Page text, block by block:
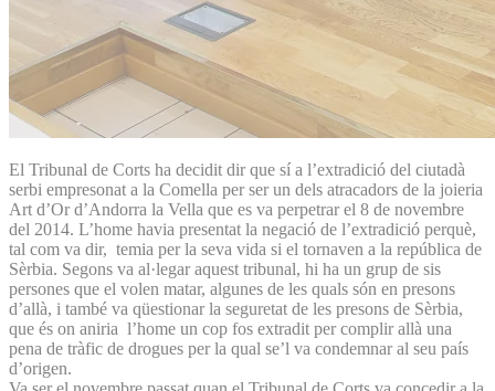
El Tribunal de Corts ha decidit dir que sí a l’extradició del ciutadà
serbi empresonat a la Comella per ser un dels atracadors de la joieria
Art d’Or d’Andorra la Vella que es va perpetrar el 8 de novembre
del 2014. L’home havia presentat la negació de l’extradició perquè,
tal com va dir, temia per la seva vida si el tornaven a la república de
Sèrbia. Segons va al·legar aquest tribunal, hi ha un grup de sis
persones que el volen matar, algunes de les quals són en presons
d’allà, i també va qüestionar la seguretat de les presons de Sèrbia,
que és on aniria l’home un cop fos extradit per complir allà una
pena de tràfic de drogues per la qual se’l va condemnar al seu país
d’origen.